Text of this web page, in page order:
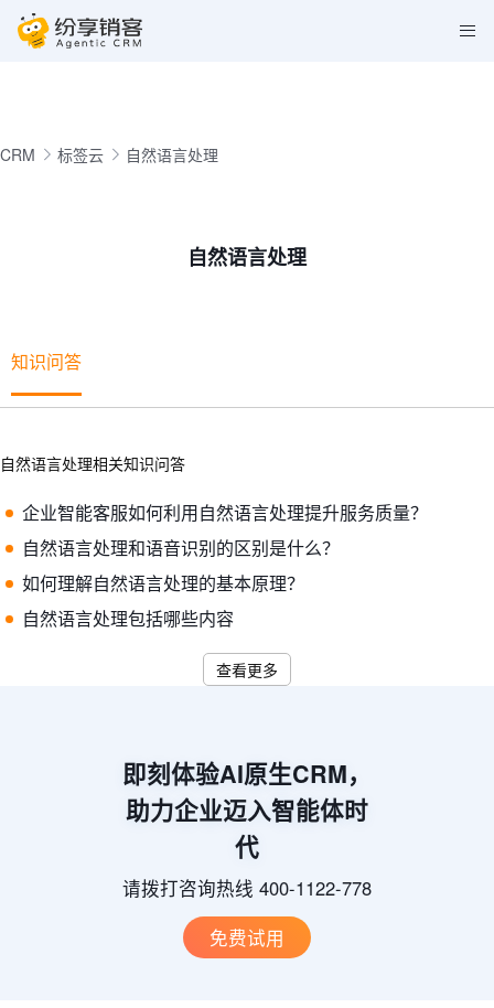
CRM 标签云 自然语言处理
自然语言处理
知识问答
自然语言处理相关知识问答
企业智能客服如何利用自然语言处理提升服务质量？
自然语言处理和语音识别的区别是什么？
如何理解自然语言处理的基本原理？
自然语言处理包括哪些内容
查看更多
即刻体验AI原生CRM，
助力企业迈入智能体时
代
请拨打咨询热线 400-1122-778
免费试用